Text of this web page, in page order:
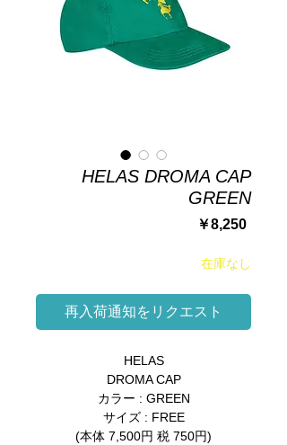
HELAS DROMA CAP
GREEN
￥8,250価
在庫なし
再入荷通知をリクエスト
HELAS
DROMA CAP
カラー : GREEN
サイズ : FREE
(本体 7,500円 税 750円)